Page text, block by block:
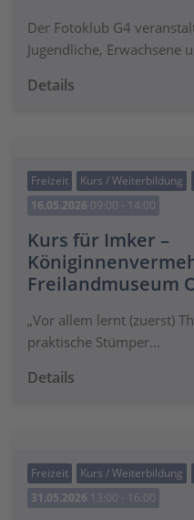
Der Fotoklub G4
Jugendliche, Erwachsene
Details
Freizeit Kurs / Weiterbildung
16.05.2026 09:00 - 14:00
Kurs für Imker –
Freilandmuseum
„Vor allem lernt (zuerst)
praktische Stümper…
Details
Freizeit Kurs / Weiterbildung
31.05.2026 13:00 - 16:00